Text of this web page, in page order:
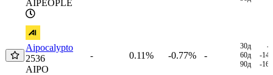
AIPEOPLE
Aipocalypto
2536
AIPO
- 0.11% -0.77% -
30д
-
60д
-
90д
-